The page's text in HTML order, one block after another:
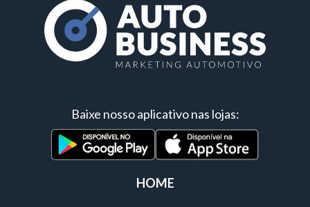
Baixe nosso aplicativo nas lojas:
HOME